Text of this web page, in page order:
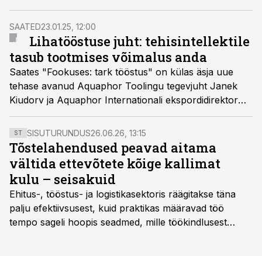
lahenduse, mis kontrollib pakendite etikettide
vastavust kvaliteedistandarditele.
SAATED23.01.25, 12:00
Lihatööstuse juht: tehisintellektile
tasub tootmises võimalus anda
Saates "Fookuses: tark tööstus" on külas äsja uue
tehase avanud Aquaphor Toolingu tegevjuht Janek
Kiudorv ja Aquaphor Internationali ekspordidirektor
Anu Hännikäinen. Lisaks on külas tehast laiendav ja
mullu edukalt tehisintellekti juurutanud Nõo
Lihatööstuse juht Ragnar Loova.
ST SISUTURUNDUS26.06.26, 13:15
Tõstelahendused peavad aitama
vältida ettevõtete kõige kallimat
kulu – seisakuid
Ehitus-, tööstus- ja logistikasektoris räägitakse täna
palju efektiivsusest, kuid praktikas määravad töö
tempo sageli hoopis seadmed, mille töökindlusest